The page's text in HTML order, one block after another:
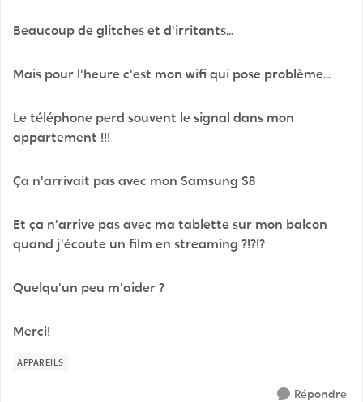
Beaucoup de glitches et d'irritants...
Mais pour l'heure c'est mon wifi qui pose problème...
Le téléphone perd souvent le signal dans mon
appartement !!!
Ça n'arrivait pas avec mon Samsung S8
Et ça n'arrive pas avec ma tablette sur mon balcon
quand j'écoute un film en streaming ?!?!?
Quelqu'un peu m'aider ?
Merci!
APPAREILS
Répondre